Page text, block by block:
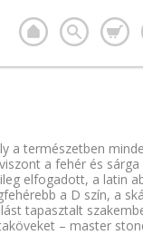
a természetben
a fehér és
elfogadott, a latin
a D szín, a
tapasztalt
– master